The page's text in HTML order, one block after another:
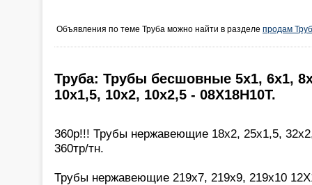
Объявления по теме Труба можно найти в разделе продам
Труба: Трубы бесшовные 5х1, 6х1,
10х1,5, 10х2, 10х2,5 - 08Х18Н10Т.
360р!!! Трубы нержавеющие 18х2, 25х1,5,
360тр/тн.
Трубы нержавеющие 219х7, 219х9, 219х10